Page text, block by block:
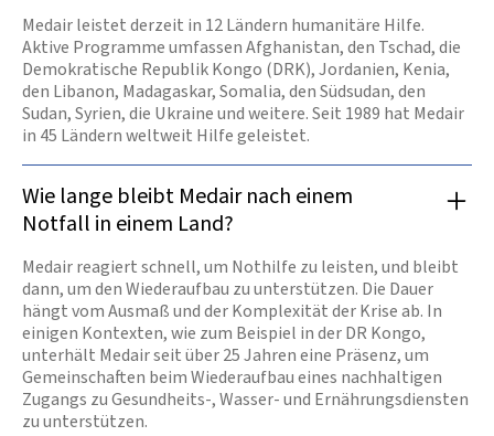
Medair leistet derzeit in 12 Ländern humanitäre Hilfe.
Aktive Programme umfassen Afghanistan, den Tschad, die
Demokratische Republik Kongo (DRK), Jordanien, Kenia,
den Libanon, Madagaskar, Somalia, den Südsudan, den
Sudan, Syrien, die Ukraine und weitere. Seit 1989 hat Medair
in 45 Ländern weltweit Hilfe geleistet.
Wie lange bleibt Medair nach einem
Notfall in einem Land?
Medair reagiert schnell, um Nothilfe zu leisten, und bleibt
dann, um den Wiederaufbau zu unterstützen. Die Dauer
hängt vom Ausmaß und der Komplexität der Krise ab. In
einigen Kontexten, wie zum Beispiel in der DR Kongo,
unterhält Medair seit über 25 Jahren eine Präsenz, um
Gemeinschaften beim Wiederaufbau eines nachhaltigen
Zugangs zu Gesundheits-, Wasser- und Ernährungsdiensten
zu unterstützen.